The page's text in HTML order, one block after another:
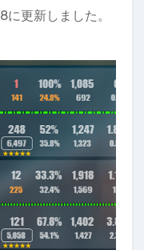
更新しました。